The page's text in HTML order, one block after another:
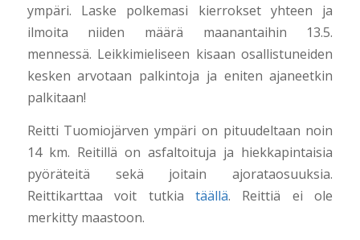
ympäri. Laske polkemasi kierrokset yhteen ja
ilmoita niiden määrä maanantaihin 13.5.
mennessä. Leikkimieliseen kisaan osallistuneiden
kesken arvotaan palkintoja ja eniten ajaneetkin
palkitaan!
Reitti Tuomiojärven ympäri on pituudeltaan noin
14 km. Reitillä on asfaltoituja ja hiekkapintaisia
pyöräteitä sekä joitain ajorataosuuksia.
Reittikarttaa voit tutkia täällä. Reittiä ei ole
merkitty maastoon.